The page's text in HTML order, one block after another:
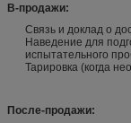
В-продажи:
Связь и доклад о
Наведение для
испытательного
Тарировка (когда
После-продажи: